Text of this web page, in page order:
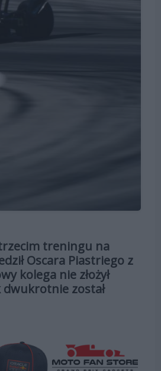
treningu na
Oscara Piastriego z
kolega nie złożył
dwukrotnie został